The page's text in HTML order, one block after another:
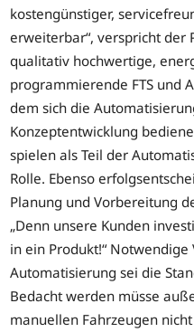
kostengünstiger,
erweiterbar“, verspricht der
qualitativ hochwertige,
programmierende FTS und
dem sich die
Konzeptentwicklung
spielen als Teil der
Rolle. Ebenso
Planung und Vorbereitung
„Denn unsere Kunden
in ein Produkt!“
Automatisierung sei die
Bedacht werden müsse
manuellen Fahrzeugen